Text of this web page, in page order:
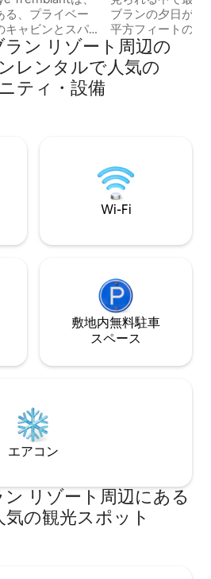
る、プライベー
キャビンとスパ
施設です。この
ルさと現代的
壮大なガラス張
トランブランの
クスした時間
敷地面積1,200
ダ人デザイナ
ブランの夕日が一
平方フィートのブ
部屋は、リゾート
ランブランの歩
ずか1 kmです。 その他のおすすめポイン
屋内）により、ス
グ、ベビーカーを
です。
ン リゾート⁠周⁠辺⁠の
レ⁠ン⁠タ⁠ル⁠で人⁠気⁠の
テ⁠ィ⁠・⁠設⁠備
Wi-Fi
敷地内無料駐⁠車
ス⁠ペ⁠ー⁠ス
エアコン
リゾート⁠周⁠辺⁠に⁠あ⁠る
の観⁠光⁠ス⁠ポ⁠ッ⁠ト